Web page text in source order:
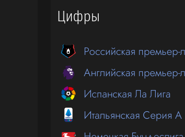
Цифры
Российская премьер-
Английская премьер-
Испанская Ла Лига
Итальянская Серия А